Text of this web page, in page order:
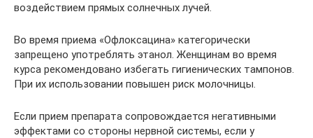
воздействием прямых солнечных лучей.
Во время приема «Офлоксацина» категорически
запрещено употреблять этанол. Женщинам во время
курса рекомендовано избегать гигиенических тампонов.
При их использовании повышен риск молочницы.
Если прием препарата сопровождается негативными
эффектами со стороны нервной системы, если у